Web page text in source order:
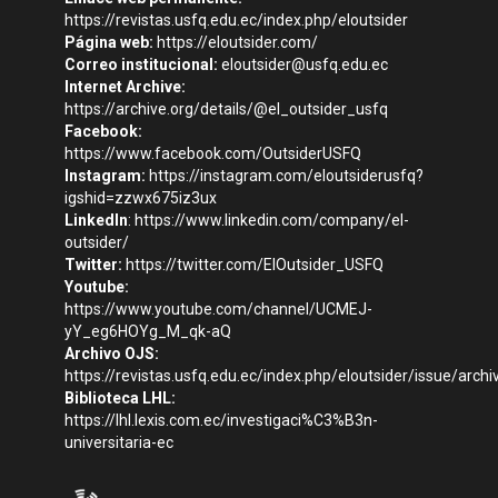
https://revistas.usfq.edu.ec/index.php/eloutsider
Página web: https://eloutsider.com/
Correo institucional: eloutsider@usfq.edu.ec
Internet Archive:
https://archive.org/details/@el_outsider_usfq
Facebook:
https://www.facebook.com/OutsiderUSFQ
Instagram: https://instagram.com/eloutsiderusfq?
igshid=zzwx675iz3ux
LinkedIn: https://www.linkedin.com/company/el-
outsider/
Twitter: https://twitter.com/ElOutsider_USFQ
Youtube:
https://www.youtube.com/channel/UCMEJ-
yY_eg6HOYg_M_qk-aQ
Archivo OJS:
https://revistas.usfq.edu.ec/index.php/eloutsider/issue/
Biblioteca LHL:
https://lhl.lexis.com.ec/investigaci%C3%B3n-
universitaria-ec